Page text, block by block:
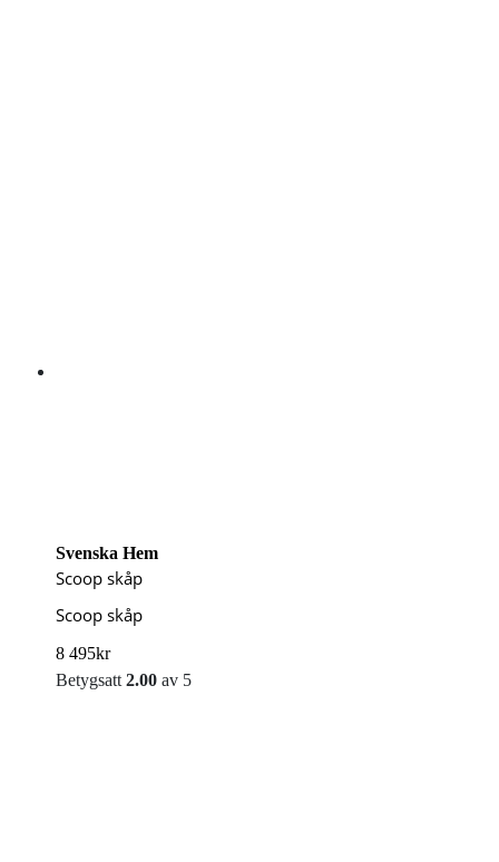
Svenska Hem
Scoop skåp
Scoop skåp
8 495kr
Betygsatt 2.00 av 5